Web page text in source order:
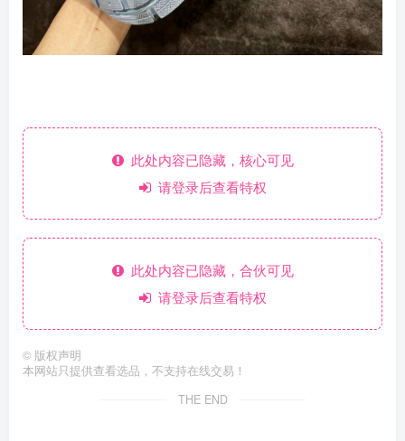
此处内容已隐藏，核心可见
请登录后查看特权
此处内容已隐藏，合伙可见
请登录后查看特权
© 版权声明
本网站只提供查看选品，不支持在线交易！
THE END